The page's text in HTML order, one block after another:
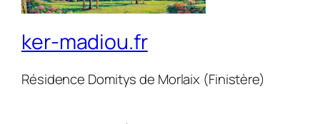
ker-madiou.fr
Résidence Domitys de Morlaix (Finistère)